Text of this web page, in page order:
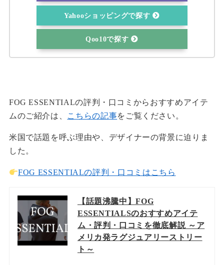
Yahooショッピングで探す
Qoo10で探す
FOG ESSENTIALの評判・口コミからおすすめアイテ
ムのご紹介は、 こちらの記事をご覧ください。
米国で話題を呼ぶ理由や、デザイナーの背景に迫りま
した。
FOG ESSENTIALの評判・口コミはこちら
【話題沸騰中】FOG
ESSENTIALSのおすすめアイテ
ム・評判・口コミを徹底解説 ～ア
メリカ発ラグジュアリーストリー
ト～